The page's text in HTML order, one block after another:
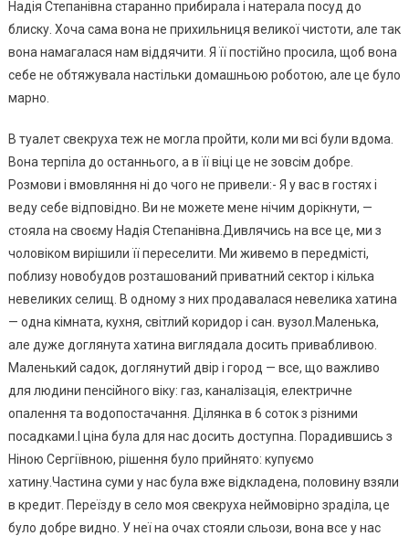
Надія Степанівна старанно прибирала і натерала посуд до
блиску. Хоча сама вона не прихильниця великої чистоти, але так
вона намагалася нам віддячити. Я її постійно просила, щоб вона
себе не обтяжувала настільки домашньою роботою, але це було
марно.
В туалет свекруха теж не могла пройти, коли ми всі були вдома.
Вона терпіла до останнього, а в її віці це не зовсім добре.
Розмови і вмовляння ні до чого не привели:- Я у вас в гостях і
веду себе відповідно. Ви не можете мене нічим дорікнути, —
стояла на своєму Надія Степанівна.Дивлячись на все це, ми з
чоловіком вирішили її переселити. Ми живемо в передмісті,
поблизу новобудов розташований приватний сектор і кілька
невеликих селищ. В одному з них продавалася невелика хатина
— одна кімната, кухня, світлий коридор і сан. вузол.Маленька,
але дуже доглянута хатина виглядала досить привабливою.
Маленький садок, доглянутий двір і город — все, що важливо
для людини пенсійного віку: газ, каналізація, електричне
опалення та водопостачання. Ділянка в 6 соток з різними
посадками.І ціна була для нас досить доступна. Порадившись з
Ніною Сергіївною, рішення було прийнято: купуємо
хатину.Частина суми у нас була вже відкладена, половину взяли
в кредит. Переїзду в село моя свекруха неймовірно зраділа, це
було добре видно. У неї на очах стояли сльози, вона все у нас